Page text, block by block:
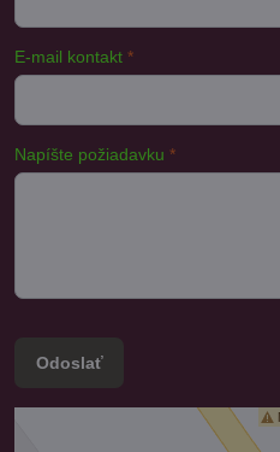
E-mail kontakt *
Napíšte požiadavku *
Odoslať